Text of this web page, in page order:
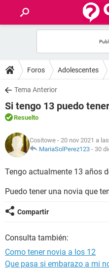
FOROS
SALUD
FAMILIA
NUTRICIÓN
SEXUALIDAD
GLOSARIO
Foros Adolescentes
Tema Anterior
Si tengo 13 puedo
Resuelto
Cositowe - 20 nov 2021 a
MariaSolPerez123 - 30
Tengo actualmente 13 años
Puedo tener una novia que
Compartir
Consulta también:
Como tener novia a los 12
Que pasa si embarazo a mi